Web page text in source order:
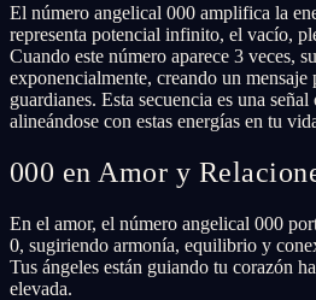
El número angelical 000 amplifica la
representa potencial infinito, el vacío,
Cuando este número aparece 3 veces,
exponencialmente, creando un mensaje
guardianes. Esta secuencia es una
alineándose con estas energías en tu
000 en Amor y
En el amor, el número angelical 000
0, sugiriendo armonía, equilibrio y
Tus ángeles están guiando tu corazón
elevada.